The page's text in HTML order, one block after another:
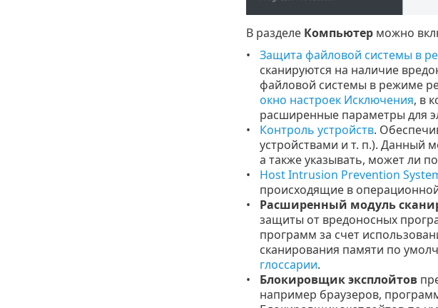
В разделе Компьютерможно
Защита файловой системы в
сканируются на наличие
файловой системы в режиме
окно настроек Исключения, в
расширенные параметры для
Контроль устройств.
устройствами и т. п.). Данный
а также указывать, может ли
Host Intrusion Prevention
происходящие в
Расширенный модуль
защиты от вредоносных
программ за счет
сканирования памяти по
глоссарии.
Блокировщик эксплойтов
например браузеров,